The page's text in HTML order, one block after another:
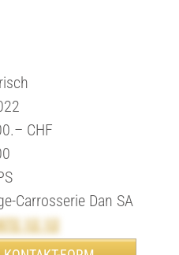
CHF
Carrosserie Dan SA
12 12